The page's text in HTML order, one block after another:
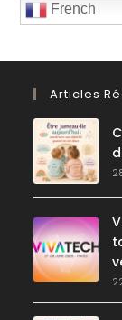
French
Articles